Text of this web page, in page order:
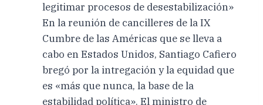
legitimar procesos de desestabilización»
En la reunión de cancilleres de la IX
Cumbre de las Américas que se lleva a
cabo en Estados Unidos, Santiago Cafiero
bregó por la intregación y la equidad que
es «más que nunca, la base de la
estabilidad política». El ministro de